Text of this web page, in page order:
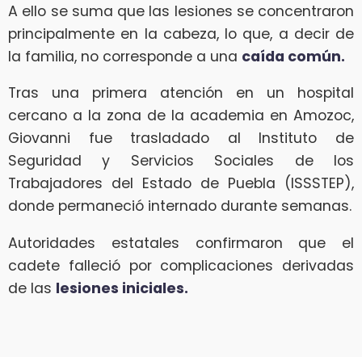
A ello se suma que las lesiones se concentraron
principalmente en la cabeza, lo que, a decir de
la familia, no corresponde a una caída común.
Tras una primera atención en un hospital
cercano a la zona de la academia en Amozoc,
Giovanni fue trasladado al Instituto de
Seguridad y Servicios Sociales de los
Trabajadores del Estado de Puebla (ISSSTEP),
donde permaneció internado durante semanas.
Autoridades estatales confirmaron que el
cadete falleció por complicaciones derivadas
de las lesiones iniciales.